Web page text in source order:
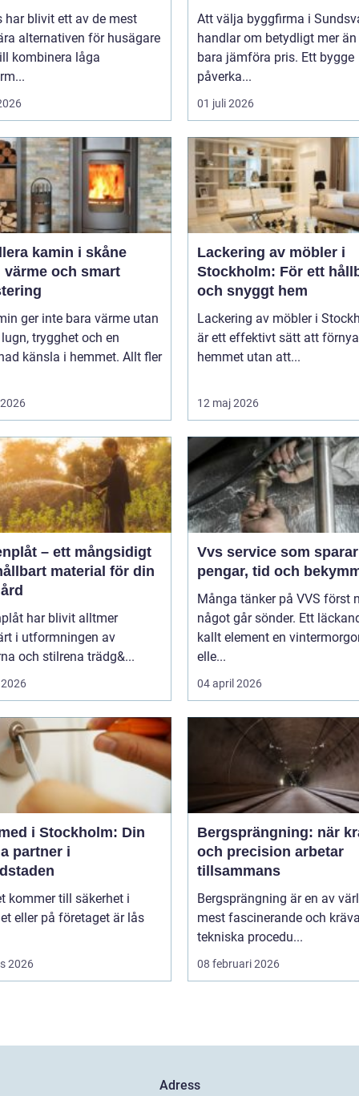
har blivit ett av de mest
alternativen för husägare
kombinera låga
Att välja byggfirma i
handlar om betydligt mer
bara jämföra pris. Ett bygge
påverka...
01 juli 2026
kamin i skåne
värme och smart
ger inte bara värme utan
trygghet och en
känsla i hemmet. Allt fler
Lackering av möbler i
Stockholm: För ett
och snyggt hem
Lackering av möbler i
är ett effektivt sätt att förnya
hemmet utan att...
12 maj 2026
– ett mångsidigt
material för din
har blivit alltmer
i utformningen av
och stilrena trädg&...
Vvs service som sparar
pengar, tid och
Många tänker på VVS först
något går sönder. Ett
kallt element en
elle...
04 april 2026
i Stockholm: Din
partner i
kommer till säkerhet i
eller på företaget är lås
2026
Bergsprängning: när
och precision arbetar
tillsammans
Bergsprängning är en av
mest fascinerande och
tekniska procedu...
08 februari 2026
Adress